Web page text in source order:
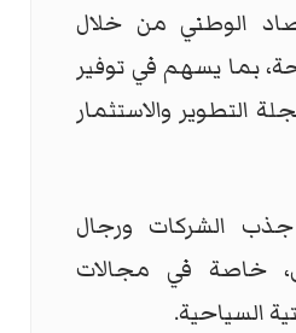
الوطني من خلال
بما يسهم في توفير
التطوير والاستثمار
الشركات ورجال
خاصة في مجالات
السياحية.